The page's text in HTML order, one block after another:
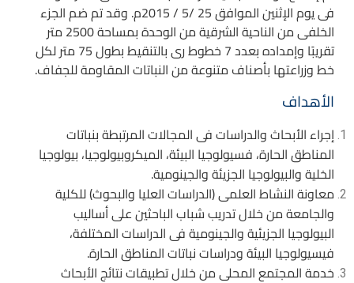
فى يوم الإثنين الموافق 25 /5 / 2015م. وقد تم ضم الجزء
الخلفى من الناحية الشرقية من الوحدة بمساحة 2500 متر
تقريبًا وإمداده بعدد 7 خطوط رى بالتنقيط بطول 75 متر لكل
خط وزراعتها بأصناف متنوعة من النباتات المقاومة للجفاف.
الأهداف
إجراء الأبحاث والدراسات فى المجالات المرتبطة بنباتات
المناطق الحارة، فسيولوجيا البيئة، الميكروبيولوجيا، بيولوجيا
الخلية والبيولوجيا الجزيئة والجينومية.
معاونة النشاط العلمى (الدراسات العليا والبحوث) للكلية
والجامعة من خلال تدريب شباب الباحثين على أساليب
البيولوجيا الجزيئية والجينومية فى الدراسات المختلفة،
فيسيولوجيا البيئة ودراسات نباتات المناطق الحارة.
خدمة المجتمع المحلى من خلال تطبيقات نتائج الأبحاث